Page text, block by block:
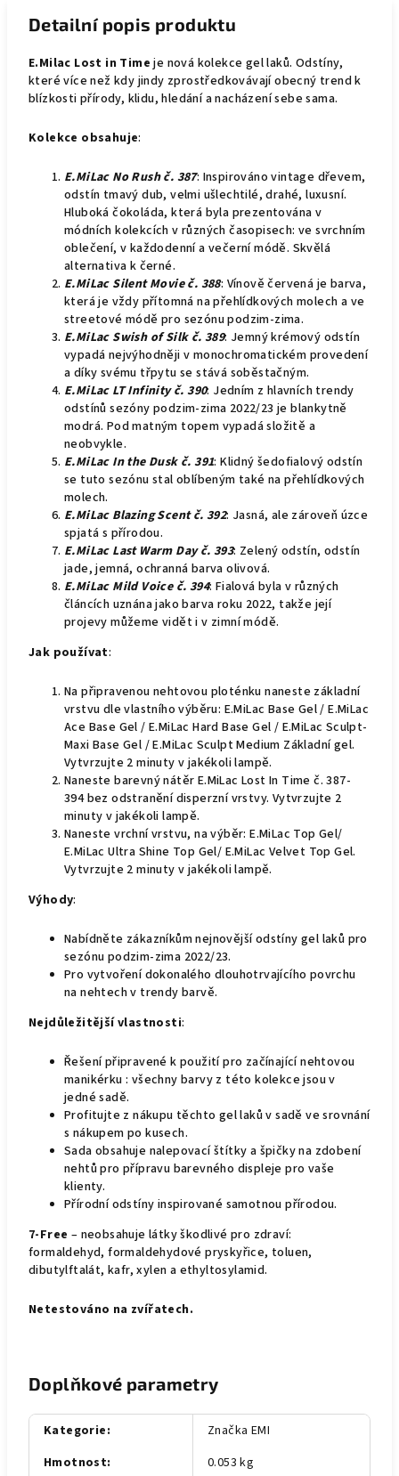
Detailní popis produktu
E.Milac Lost in Timeje nová kolekce gel laků. Odstíny,
které více než kdy jindy zprostředkovávají obecný trend k
blízkosti přírody, klidu, hledání a nacházení sebe sama.
Kolekce obsahuje:
E.MiLac No Rush č. 387: Inspirováno vintage dřevem,
odstín tmavý dub, velmi ušlechtilé, drahé, luxusní.
Hluboká čokoláda, která byla prezentována v
módních kolekcích v různých časopisech: ve svrchním
oblečení, v každodenní a večerní módě. Skvělá
alternativa k černé.
E.MiLac Silent Movie č. 388: Vínově červená je barva,
která je vždy přítomná na přehlídkových molech a ve
streetové módě pro sezónu podzim-zima.
E.MiLac Swish of Silk č. 389: Jemný krémový odstín
vypadá nejvýhodněji v monochromatickém provedení
a díky svému třpytu se stává soběstačným.
E.MiLac LT Infinity č. 390: Jedním z hlavních trendy
odstínů sezóny podzim-zima 2022/23 je blankytně
modrá. Pod matným topem vypadá složitě a
neobvykle.
E.MiLac In the Dusk č. 391: Klidný šedofialový odstín
se tuto sezónu stal oblíbeným také na přehlídkových
molech.
E.MiLac Blazing Scent č. 392: Jasná, ale zároveň úzce
spjatá s přírodou.
E.MiLac Last Warm Day č. 393: Zelený odstín, odstín
jade, jemná, ochranná barva olivová.
E.MiLac Mild Voice č. 394: Fialová byla v různých
článcích uznána jako barva roku 2022, takže její
projevy můžeme vidět i v zimní módě.
Jak používat:
Na připravenou nehtovou ploténku naneste základní
vrstvu dle vlastního výběru: E.MiLac Base Gel / E.MiLac
Ace Base Gel / E.MiLac Hard Base Gel / E.MiLac Sculpt-
Maxi Base Gel / E.MiLac Sculpt Medium Základní gel.
Vytvrzujte 2 minuty v jakékoli lampě.
Naneste barevný nátěr E.MiLac Lost In Time č. 387-
394 bez odstranění disperzní vrstvy. Vytvrzujte 2
minuty v jakékoli lampě.
Naneste vrchní vrstvu, na výběr: E.MiLac Top Gel/
E.MiLac Ultra Shine Top Gel/ E.MiLac Velvet Top Gel.
Vytvrzujte 2 minuty v jakékoli lampě.
Výhody:
Nabídněte zákazníkům nejnovější odstíny gel laků pro
sezónu podzim-zima 2022/23.
Pro vytvoření dokonalého dlouhotrvajícího povrchu
na nehtech v trendy barvě.
Nejdůležitější vlastnosti:
Řešení připravené k použití pro začínající nehtovou
manikérku : všechny barvy z této kolekce jsou v
jedné sadě.
Profitujte z nákupu těchto gel laků v sadě ve srovnání
s nákupem po kusech.
Sada obsahuje nalepovací štítky a špičky na zdobení
nehtů pro přípravu barevného displeje pro vaše
klienty.
Přírodní odstíny inspirované samotnou přírodou.
7-Free – neobsahuje látky škodlivé pro zdraví:
formaldehyd, formaldehydové pryskyřice, toluen,
dibutylftalát, kafr, xylen a ethyltosylamid.
Netestováno na zvířatech.
Doplňkové parametry
Kategorie:
Značka EMI
Hmotnost: 0.053 kg